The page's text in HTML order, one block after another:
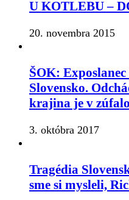
U KOTLEBU –
20. novembra 2015
ŠOK:
Slovensko.
krajina je v
3. októbra 2017
Tragédia
sme si mysleli,